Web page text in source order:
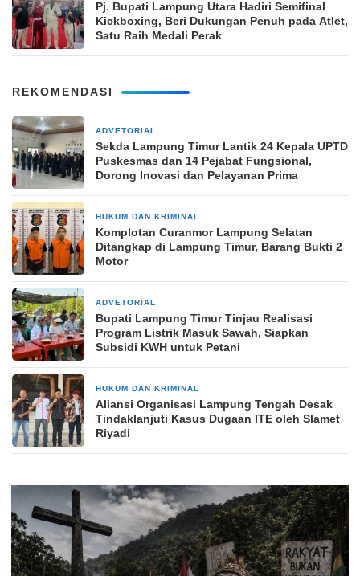
Pj. Bupati Lampung Utara Hadiri Semifinal
Kickboxing, Beri Dukungan Penuh pada Atlet,
Satu Raih Medali Perak
REKOMENDASI
ADVETORIAL
‎Sekda Lampung Timur Lantik 24 Kepala UPTD
Puskesmas dan 14 Pejabat Fungsional,
Dorong Inovasi dan Pelayanan Prima
HUKUM DAN KRIMINAL
Komplotan Curanmor Lampung Selatan
Ditangkap di Lampung Timur, Barang Bukti 2
Motor
ADVETORIAL
Bupati Lampung Timur Tinjau Realisasi
Program Listrik Masuk Sawah, Siapkan
Subsidi KWH untuk Petani
HUKUM DAN KRIMINAL
Aliansi Organisasi Lampung Tengah Desak
Tindaklanjuti Kasus Dugaan ITE oleh Slamet
Riyadi